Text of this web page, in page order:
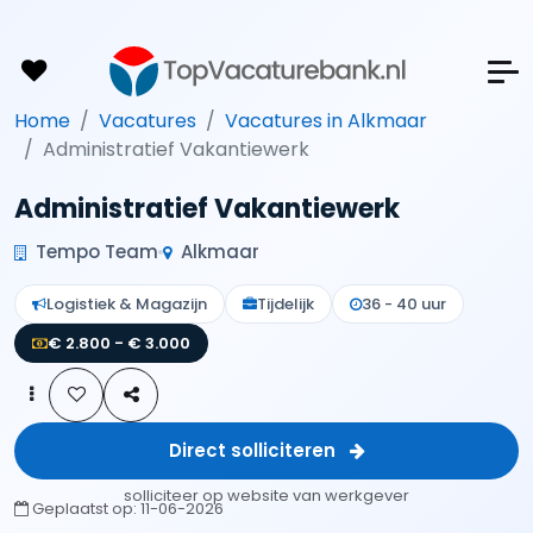
Home Vacatures
Vacatures in Alkmaar
Administratief Vakantiewerk
Administratief Vakantiewerk
Tempo Team Alkmaar
Logistiek & Magazijn Tijdelijk
36 - 40 uur
€ 2.800 - € 3.000
Direct solliciteren
solliciteer op website van werkgever
Geplaatst op:11-06-2026